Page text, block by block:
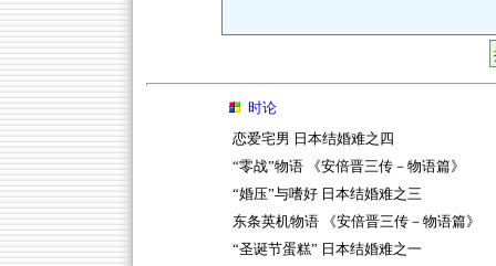
时论
恋爱宅男 日本结婚难之四
“零战”物语 《安倍晋三传－物语篇》
“婚压”与嗜好 日本结婚难之三
东条英机物语 《安倍晋三传－物语篇》
“圣诞节蛋糕” 日本结婚难之一